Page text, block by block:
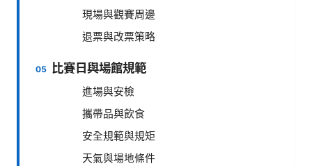
現場與觀賽周邊
退票與改票策略
比賽日與場館規範
進場與安檢
攜帶品與飲食
安全規範與規矩
天氣與場地條件